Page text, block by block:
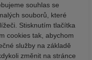
souhlas se
souborů, které
Stisknutím tlačítka
cookies tak, abychom
služby na základě
změnit na stránce